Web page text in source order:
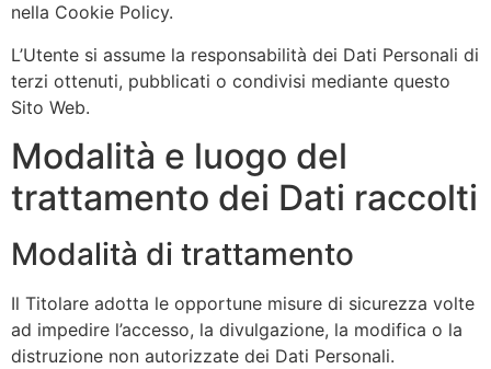
nella Cookie Policy.
L’Utente si assume la responsabilità dei Dati Personali di
terzi ottenuti, pubblicati o condivisi mediante questo
Sito Web.
Modalità e luogo del
trattamento dei Dati raccolti
Modalità di trattamento
Il Titolare adotta le opportune misure di sicurezza volte
ad impedire l’accesso, la divulgazione, la modifica o la
distruzione non autorizzate dei Dati Personali.